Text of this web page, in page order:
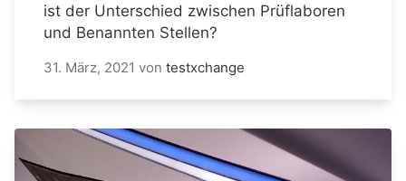
ist der Unterschied zwischen Prüflaboren
und Benannten Stellen?
31. März, 2021 von testxchange